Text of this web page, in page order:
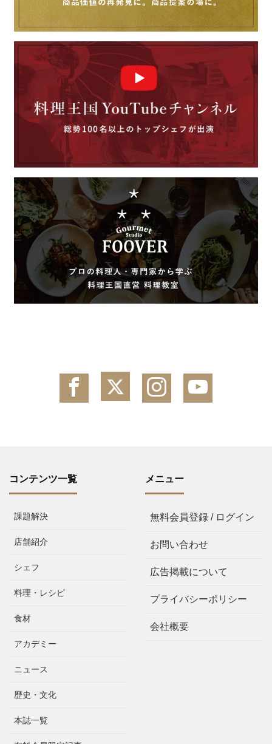
コンテンツ一覧
課題解決
店舗紹介
シェフ
料理・レシピ
食材
アカデミー
ニュース
歴史・文化
本誌一覧
メニュー
無料会員登録 / ログイン
お問い合わせ
広告掲載について
プライバシーポリシー
会社概要